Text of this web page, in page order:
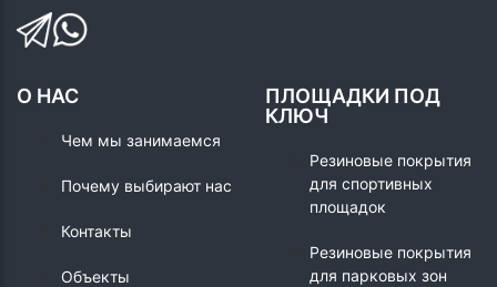
О НАС
Чем мы занимаемся
Почему выбирают нас
Контакты
Объекты
ПЛОЩАДКИ ПОД
КЛЮЧ
Резиновые покрытия
для спортивных
площадок
Резиновые покрытия
для парковых зон